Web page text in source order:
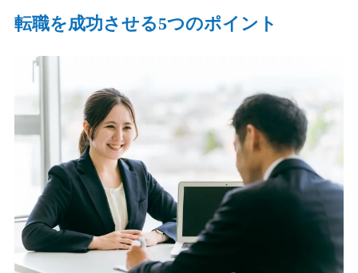
転職を成功させる5つのポイント